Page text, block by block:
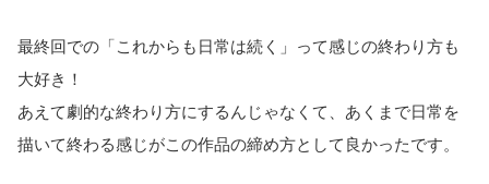
最終回での「これからも日常は続く」って感じの終わり方も
大好き！
あえて劇的な終わり方にするんじゃなくて、あくまで日常を
描いて終わる感じがこの作品の締め方として良かったです。